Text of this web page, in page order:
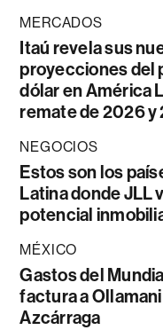
MERCADOS
Itaú revela sus
proyecciones del
dólar en América
remate de 2026 y
NEGOCIOS
Estos son los
Latina donde JLL
potencial
MÉXICO
Gastos del
factura a
Azcárraga